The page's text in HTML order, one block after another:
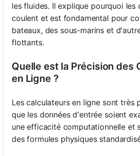
les fluides. Il explique pourquoi
coulent et est fondamental pour
bateaux, des sous-marins et
flottants.
Quelle est la Précision des
en Ligne ?
Les calculateurs en ligne sont très
que les données d'entrée soient
une efficacité computationnelle et
des formules physiques